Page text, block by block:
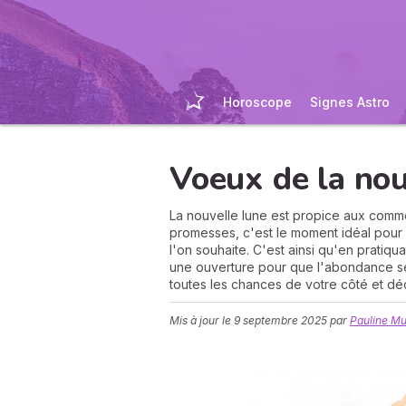
Horoscope Signes Astro
Voeux de la
La nouvelle lune est propice aux
promesses, c'est le moment idéal
l'on souhaite. C'est ainsi qu'en
une ouverture pour que l'abondance
toutes les chances de votre côté et
Mis à jour le 9 septembre 2025 par Pauline